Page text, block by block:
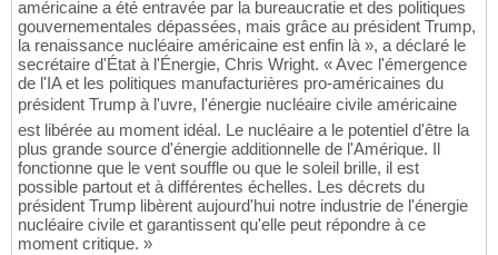
américaine a été entravée par la bureaucratie et des politiques
gouvernementales dépassées, mais grâce au président Trump,
la renaissance nucléaire américaine est enfin là », a déclaré le
secrétaire d'État à l'Énergie, Chris Wright. « Avec l'émergence
de l'IA et les politiques manufacturières pro-américaines du
président Trump à l'uvre, l'énergie nucléaire civile américaine
est libérée au moment idéal. Le nucléaire a le potentiel d'être la
plus grande source d'énergie additionnelle de l'Amérique. Il
fonctionne que le vent souffle ou que le soleil brille, il est
possible partout et à différentes échelles. Les décrets du
président Trump libèrent aujourd'hui notre industrie de l'énergie
nucléaire civile et garantissent qu'elle peut répondre à ce
moment critique. »